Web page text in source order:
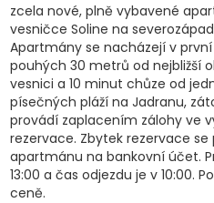
zcela nové, plně vybavené
vesničce Soline na
Apartmány se nacházejí v
pouhých 30 metrů od nejbližší
vesnici a 10 minut chůze od
písečných pláží na Jadranu,
provádí zaplacením zálohy ve
rezervace. Zbytek rezervace
apartmánu na bankovní účet.
13:00 a čas odjezdu je v 10:00.
ceně.